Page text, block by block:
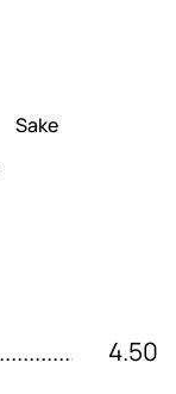
Sake
4.50